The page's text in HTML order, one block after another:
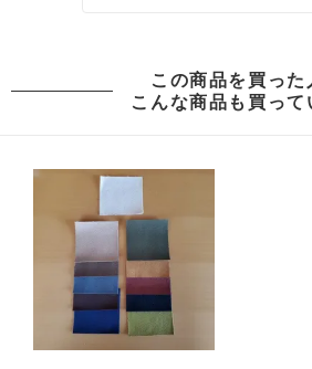
この商品を買った
こんな商品も買って